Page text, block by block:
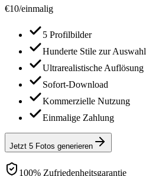
€10/einmalig
5 Profilbilder
Hunderte Stile zur Auswahl
Ultrarealistische Auflösung
Sofort-Download
Kommerzielle Nutzung
Einmalige Zahlung
Jetzt 5 Fotos generieren
100% Zufriedenheitsgarantie